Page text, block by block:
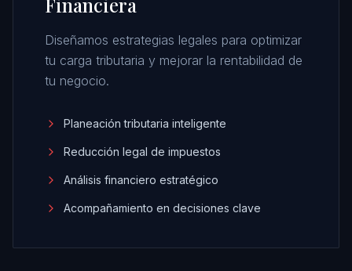
Diseñamos estrategias legales para optimizar
tu carga tributaria y mejorar la rentabilidad de
tu negocio.
Planeación tributaria inteligente
Reducción legal de impuestos
Análisis financiero estratégico
Acompañamiento en decisiones clave